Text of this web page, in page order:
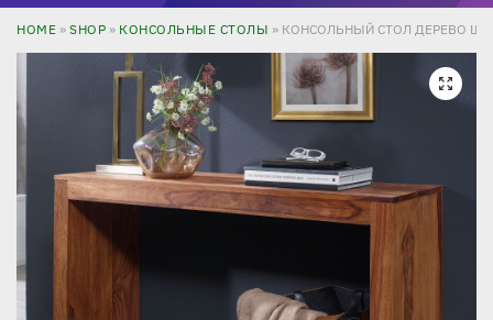
HOME » SHOP » КОНСОЛЬНЫЕ СТОЛЫ » КОНСОЛЬНЫЙ СТОЛ ДЕРЕВО
🔍